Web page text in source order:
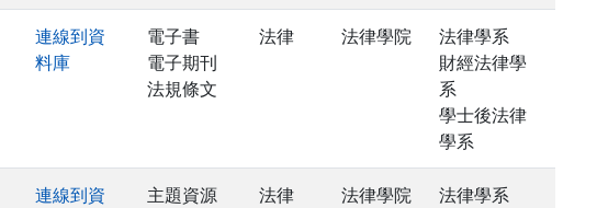
連線到資
料庫
電子書
電子期刊
法規條文
法律 法律學院
法律學系
財經法律學
系
學士後法律
學系
連線到資
主題資源
法律 法律學院
法律學系